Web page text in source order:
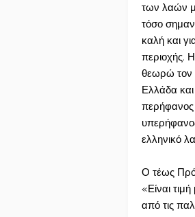
των λαών
τόσο
καλή και
περιοχής.
θεωρώ τον
Ελλάδα και
περήφανος
ελληνικό
Ο τέως
«Είναι
από τις